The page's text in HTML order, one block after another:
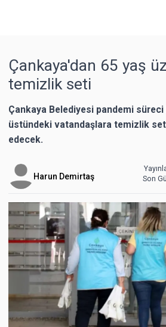
Çankaya'dan 65 yaş
temizlik seti
Çankaya Belediyesi pandemi
üstündeki vatandaşlara temizlik seti
edecek.
Harun Demirtaş
Son